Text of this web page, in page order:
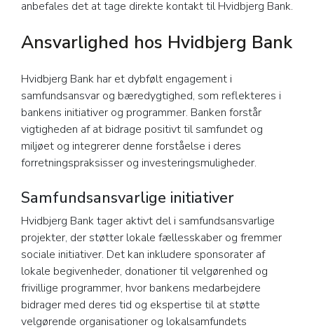
anbefales det at tage direkte kontakt til Hvidbjerg Bank.
Ansvarlighed hos Hvidbjerg Bank
Hvidbjerg Bank har et dybfølt engagement i
samfundsansvar og bæredygtighed, som reflekteres i
bankens initiativer og programmer. Banken forstår
vigtigheden af at bidrage positivt til samfundet og
miljøet og integrerer denne forståelse i deres
forretningspraksisser og investeringsmuligheder.
Samfundsansvarlige initiativer
Hvidbjerg Bank tager aktivt del i samfundsansvarlige
projekter, der støtter lokale fællesskaber og fremmer
sociale initiativer. Det kan inkludere sponsorater af
lokale begivenheder, donationer til velgørenhed og
frivillige programmer, hvor bankens medarbejdere
bidrager med deres tid og ekspertise til at støtte
velgørende organisationer og lokalsamfundets